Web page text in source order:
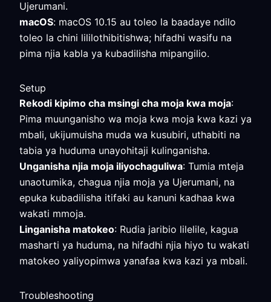
Ujerumani.
macOS: macOS 10.15 au toleo la baadaye ndilo
toleo la chini lililothibitishwa; hifadhi wasifu na
pima njia kabla ya kubadilisha mipangilio.
Setup
Rekodi kipimo cha msingi cha moja kwa moja:
Pima muunganisho wa moja kwa moja kwa kazi ya
mbali, ukijumuisha muda wa kusubiri, uthabiti na
tabia ya huduma unayohitaji kulinganisha.
Unganisha njia moja iliyochaguliwa: Tumia mteja
unaotumika, chagua njia moja ya Ujerumani, na
epuka kubadilisha itifaki au kanuni kadhaa kwa
wakati mmoja.
Linganisha matokeo: Rudia jaribio lilelile, kagua
masharti ya huduma, na hifadhi njia hiyo tu wakati
matokeo yaliyopimwa yanafaa kwa kazi ya mbali.
Troubleshooting